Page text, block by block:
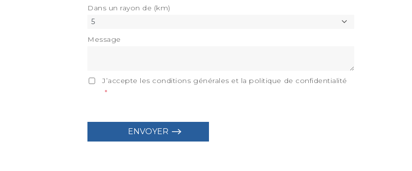
Dans un rayon de (km)
Message
J’accepte les conditions générales et la politique de confidentialité